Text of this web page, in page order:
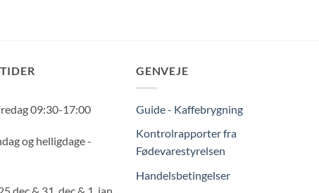
09:30-17:00
og helligdage -
GENVEJE
Guide - Kaffebrygning
Kontrolrapporter fra
Fødevarestyrelsen
Handelsbetingelser